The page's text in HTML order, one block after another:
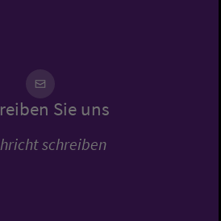
Sie uns
schreiben